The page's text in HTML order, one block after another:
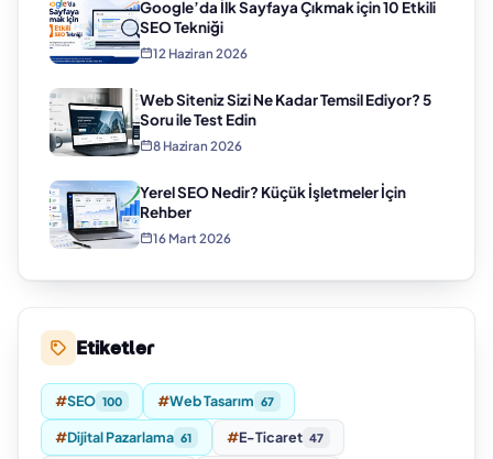
Google’da İlk Sayfaya Çıkmak için 10 Etkili
SEO Tekniği
12 Haziran 2026
Web Siteniz Sizi Ne Kadar Temsil Ediyor? 5
Soru ile Test Edin
8 Haziran 2026
Yerel SEO Nedir? Küçük İşletmeler İçin
Rehber
16 Mart 2026
Etiketler
#SEO 100 #Web Tasarım 67
#Dijital Pazarlama 61 #E-Ticaret 47